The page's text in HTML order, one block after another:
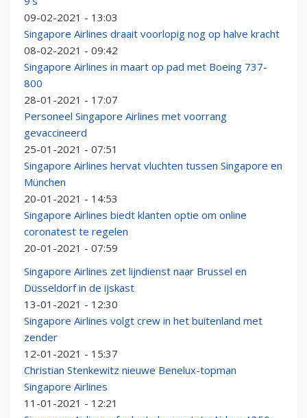
09-02-2021 - 13:03
Singapore Airlines draait voorlopig nog op halve kracht
08-02-2021 - 09:42
Singapore Airlines in maart op pad met Boeing 737-
800
28-01-2021 - 17:07
Personeel Singapore Airlines met voorrang
gevaccineerd
25-01-2021 - 07:51
Singapore Airlines hervat vluchten tussen Singapore en
München
20-01-2021 - 14:53
Singapore Airlines biedt klanten optie om online
coronatest te regelen
20-01-2021 - 07:59
Singapore Airlines zet lijndienst naar Brussel en
Düsseldorf in de ijskast
13-01-2021 - 12:30
Singapore Airlines volgt crew in het buitenland met
zender
12-01-2021 - 15:37
Christian Stenkewitz nieuwe Benelux-topman
Singapore Airlines
11-01-2021 - 12:21